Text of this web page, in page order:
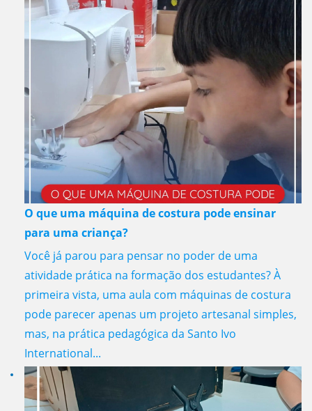
O que uma máquina de costura pode ensinar
para uma criança?
Você já parou para pensar no poder de uma
atividade prática na formação dos estudantes? À
primeira vista, uma aula com máquinas de costura
pode parecer apenas um projeto artesanal simples,
mas, na prática pedagógica da Santo Ivo
International...